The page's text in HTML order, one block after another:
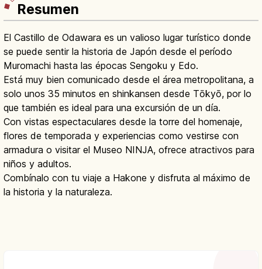
Resumen
El Castillo de Odawara es un valioso lugar turístico donde
se puede sentir la historia de Japón desde el período
Muromachi hasta las épocas Sengoku y Edo.
Está muy bien comunicado desde el área metropolitana, a
solo unos 35 minutos en shinkansen desde Tōkyō, por lo
que también es ideal para una excursión de un día.
Con vistas espectaculares desde la torre del homenaje,
flores de temporada y experiencias como vestirse con
armadura o visitar el Museo NINJA, ofrece atractivos para
niños y adultos.
Combínalo con tu viaje a Hakone y disfruta al máximo de
la historia y la naturaleza.